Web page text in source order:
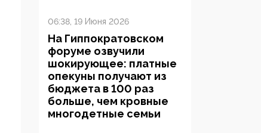
06:38, 19 Июня 2026
На Гиппократовском
форуме озвучили
шокирующее: платные
опекуны получают из
бюджета в 100 раз
больше, чем кровные
многодетные семьи